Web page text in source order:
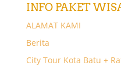
INFO PAKET
ALAMAT KAMI
Berita
City Tour Kota Batu +